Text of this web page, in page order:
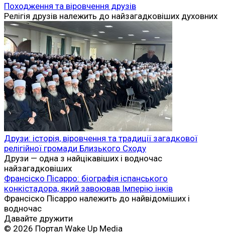
Походження та віровчення друзів
Релігія друзів належить до найзагадковіших духовних
Друзи: історія, віровчення та традиції загадкової
релігійної громади Близького Сходу
Друзи — одна з найцікавіших і водночас
найзагадковіших
Франсіско Пісарро: біографія іспанського
конкістадора, який завоював Імперію інків
Франсіско Пісарро належить до найвідоміших і
водночас
Давайте дружити
© 2026 Портал Wake Up Media